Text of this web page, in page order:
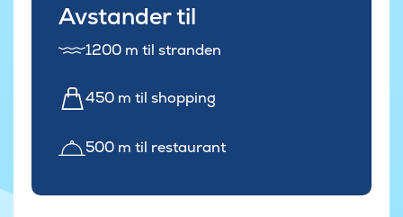
Avstander til
1200 m til stranden
450 m til shopping
500 m til restaurant